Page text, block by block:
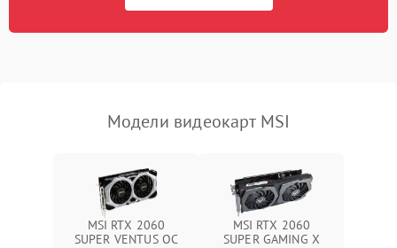
Программные сбои
Модели видеокарт MSI
MSI RTX 2060
SUPER VENTUS OC
MSI RTX 2060
SUPER GAMING X